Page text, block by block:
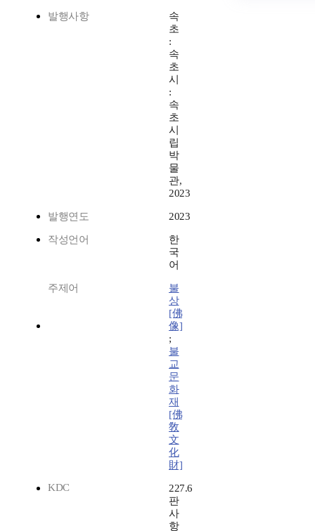
발행사항
속
초
:
속
초
시
:
속
초
시
립
박
물
관,
2023
발행연도 2023
작성언어
한
국
어
주제어
불
상
[佛
像]
;
불
교
문
화
재
[佛
敎
文
化
財]
KDC
227.6
판
사
항